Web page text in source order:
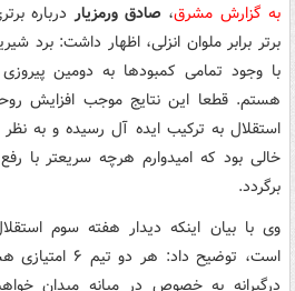
به گزارش مشرق، صادق ورمزیاردرباره
برتر برابر ملوان انزلی، اظهار داشت: برد
با وجود تمامی کمبودها به دومین
هستم. قطعا این نتایج موجب افزایش
استقلال به ترکیب ایده آل رسیده و به
خالی بود که امیدوارم هرچه سریعتر با
برگردد.
وی با بیان اینکه دیدار هفته سوم
است، توضیح
درگیرانه به خصوص در میانه میدان